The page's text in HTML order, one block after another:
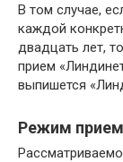
В том случае,
каждой
двадцать лет,
прием
выпишется
Режим